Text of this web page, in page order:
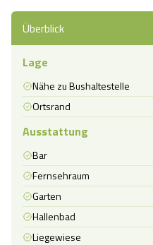
Überblick
Lage
Nähe zu Bushaltestelle
Ortsrand
Ausstattung
Bar
Fernsehraum
Garten
Hallenbad
Liegewiese